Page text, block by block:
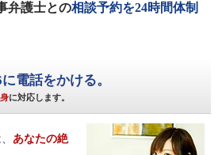
弁護士との相談予約を24時間体制
電話をかける。
に対応します。
あなたの絶